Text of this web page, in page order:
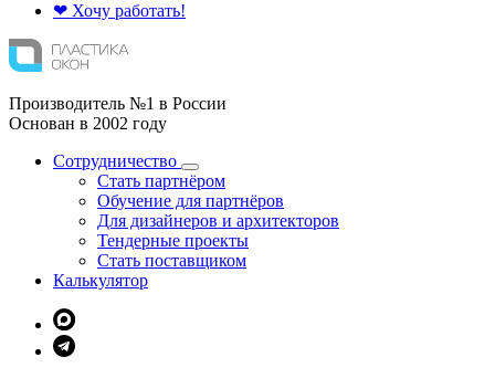
❤ Хочу работать!
Производитель №1 в России
Основан в 2002 году
Сотрудничество
Стать партнёром
Обучение для партнёров
Для дизайнеров и архитекторов
Тендерные проекты
Стать поставщиком
Калькулятор